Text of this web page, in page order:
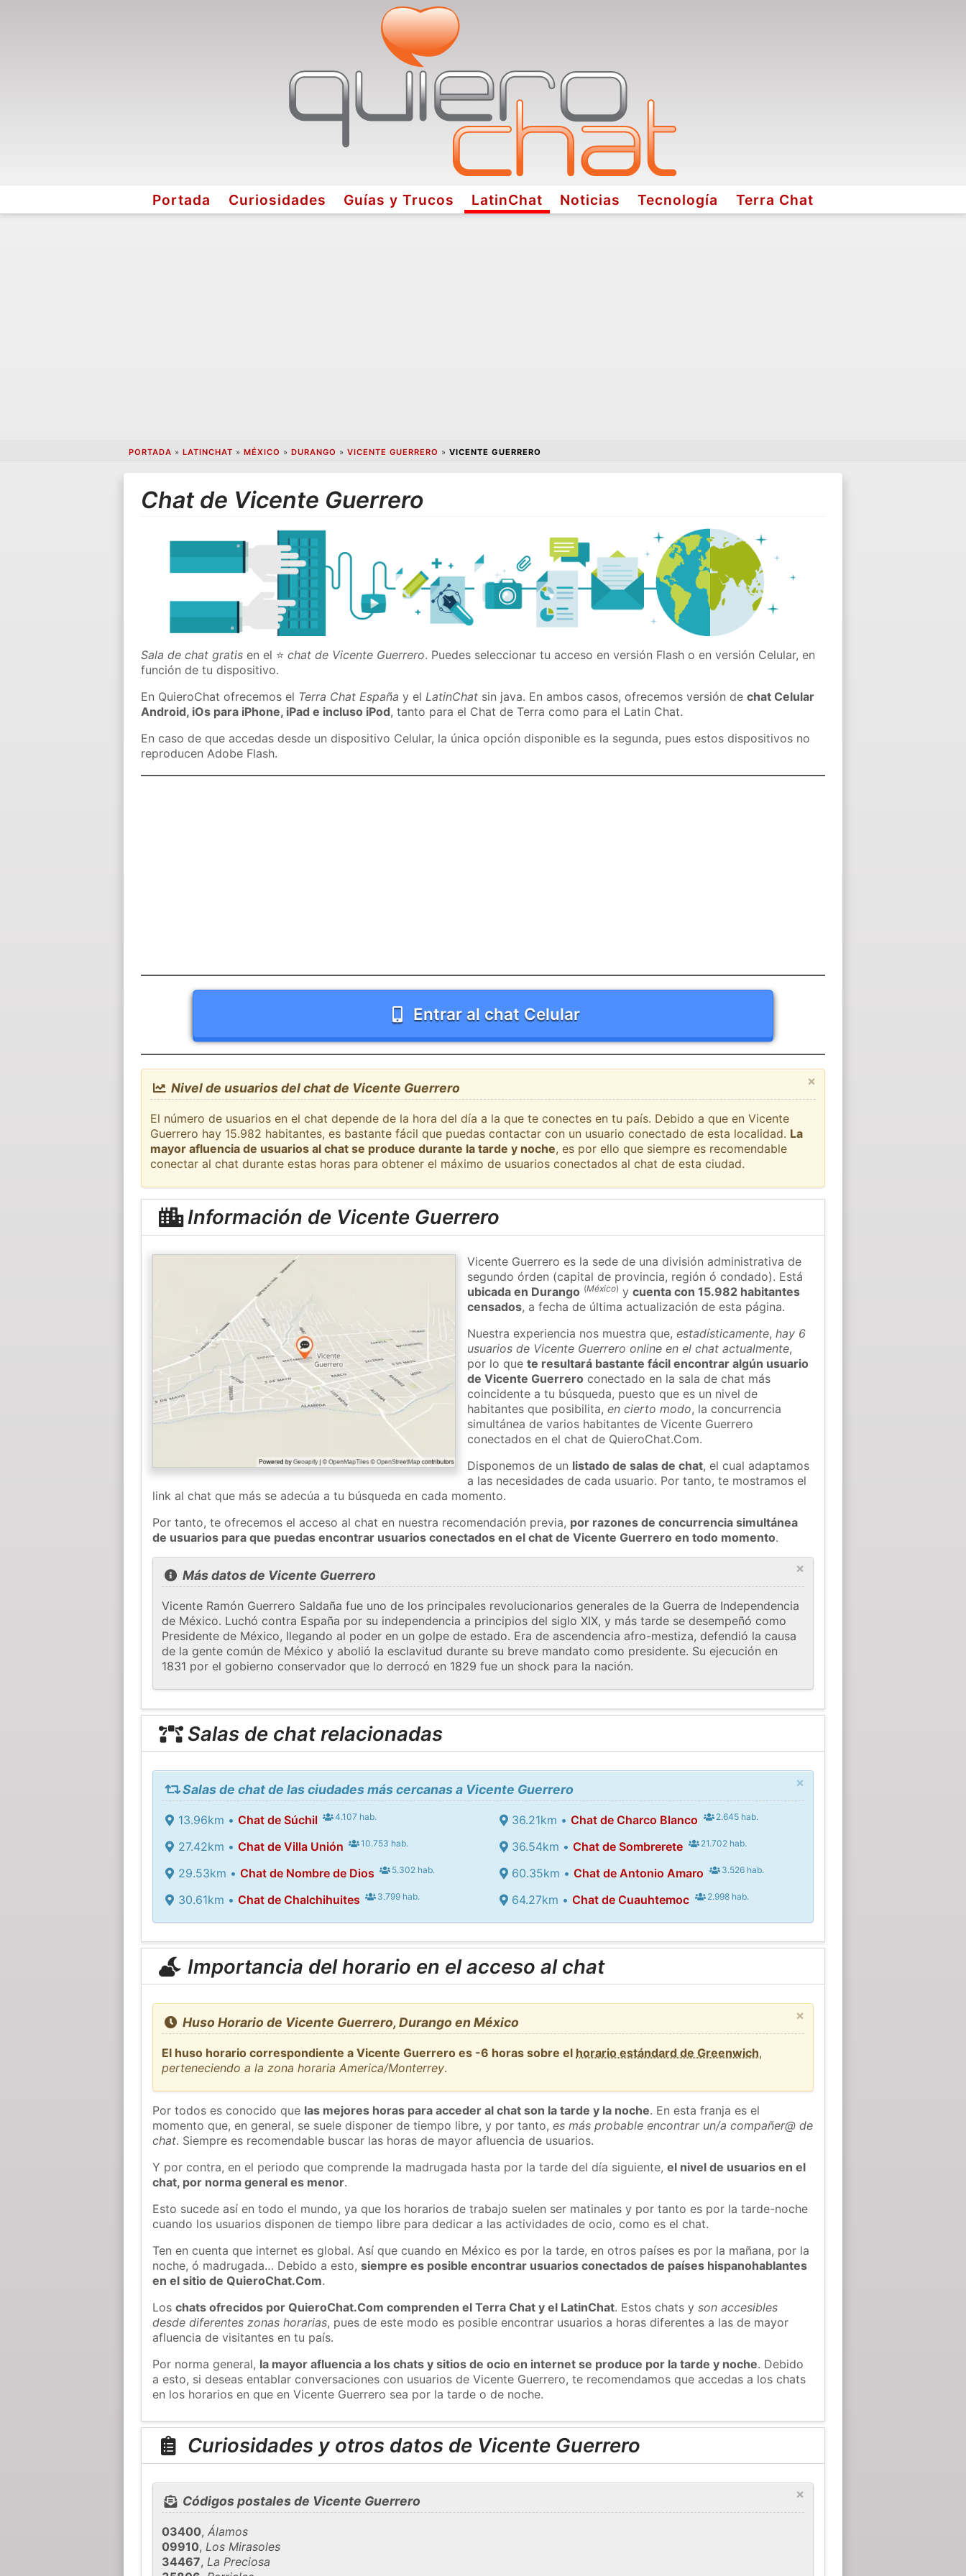
Portada Curiosidades Guías y Trucos LatinChat Noticias Tecnología Terra Chat
PORTADA » LATINCHAT » MÉXICO » DURANGO » VICENTE GUERRERO » VICENTE GUERRERO
Chat de Vicente Guerrero
Sala de chat gratis en el ⭐chat de Vicente Guerrero. Puedes seleccionar tu acceso en versión Flash o en versión Celular, en
función de tu dispositivo.
En QuieroChat ofrecemos el Terra Chat España y elLatinChat sin java. En ambos casos, ofrecemos versión dechat Celular
Android, iOs para iPhone, iPad e incluso iPod, tanto para el Chat de Terra como para el Latin Chat.
En caso de que accedas desde un dispositivo Celular, la única opción disponible es la segunda, pues estos dispositivos no
reproducen Adobe Flash.
Entrar al chat Celular
×
Nivel de usuarios del chat de Vicente Guerrero
El número de usuarios en el chat depende de la hora del día a la que te conectes en tu país. Debido a que en Vicente
Guerrero hay 15.982 habitantes, es bastante fácil que puedas contactar con un usuario conectado de esta localidad. La
mayor afluencia de usuarios al chat se produce durante la tarde y noche, es por ello que siempre es recomendable
conectar al chat durante estas horas para obtener el máximo de usuarios conectados al chat de esta ciudad.
Información de Vicente Guerrero
Vicente Guerrero es la sede de una división administrativa de
segundo órden (capital de provincia, región ó condado). Está
ubicada en Durango (México) ycuenta con 15.982 habitantes
censados, a fecha de última actualización de esta página.
Nuestra experiencia nos muestra que,estadísticamente,hay 6
usuarios de Vicente Guerrero online en el chat actualmente,
por lo quete resultará bastante fácil encontrar algún usuario
de Vicente Guerrero conectado en la sala de chat más
coincidente a tu búsqueda, puesto que es un nivel de
habitantes que posibilita,en cierto modo, la concurrencia
simultánea de varios habitantes de Vicente Guerrero
conectados en el chat de QuieroChat.Com.
Disponemos de un listado de salas de chat, el cual adaptamos
a las necesidades de cada usuario. Por tanto, te mostramos el
link al chat que más se adecúa a tu búsqueda en cada momento.
Por tanto, te ofrecemos el acceso al chat en nuestra recomendación previa, por razones de concurrencia simultánea
de usuarios para que puedas encontrar usuarios conectados en el chat de Vicente Guerrero en todo momento.
×
Más datos de Vicente Guerrero
Vicente Ramón Guerrero Saldaña fue uno de los principales revolucionarios generales de la Guerra de Independencia
de México. Luchó contra España por su independencia a principios del siglo XIX, y más tarde se desempeñó como
Presidente de México, llegando al poder en un golpe de estado. Era de ascendencia afro-mestiza, defendió la causa
de la gente común de México y abolió la esclavitud durante su breve mandato como presidente. Su ejecución en
1831 por el gobierno conservador que lo derrocó en 1829 fue un shock para la nación.
Salas de chat relacionadas
×
Salas de chat de las ciudades más cercanas a Vicente Guerrero
13.96km • Chat de Súchil 4.107 hab.
27.42km • Chat de Villa Unión 10.753 hab.
29.53km • Chat de Nombre de Dios 5.302 hab.
30.61km • Chat de Chalchihuites 3.799 hab.
36.21km •Chat de Charco Blanco 2.645 hab.
36.54km •Chat de Sombrerete 21.702 hab.
60.35km •Chat de Antonio Amaro 3.526 hab.
64.27km •Chat de Cuauhtemoc 2.998 hab.
Importancia del horario en el acceso al chat
×
Huso Horario de Vicente Guerrero, Durango en México
El huso horario correspondiente a Vicente Guerrero es -6 horas sobre el horario estándard de Greenwich,
perteneciendo a la zona horaria America/Monterrey.
Por todos es conocido que las mejores horas para acceder al chat son la tarde y la noche. En esta franja es el
momento que, en general, se suele disponer de tiempo libre, y por tanto,es más probable encontrar un/a compañer@ de
chat. Siempre es recomendable buscar las horas de mayor afluencia de usuarios.
Y por contra, en el periodo que comprende la madrugada hasta por la tarde del día siguiente,el nivel de usuarios en el
chat, por norma general es menor.
Esto sucede así en todo el mundo, ya que los horarios de trabajo suelen ser matinales y por tanto es por la tarde-noche
cuando los usuarios disponen de tiempo libre para dedicar a las actividades de ocio, como es el chat.
Ten en cuenta que internet es global. Así que cuando en México es por la tarde, en otros países es por la mañana, por la
noche, ó madrugada… Debido a esto,siempre es posible encontrar usuarios conectados de países hispanohablantes
en el sitio de QuieroChat.Com.
Loschats ofrecidos por QuieroChat.Com comprenden el Terra Chat y el LatinChat. Estos chats yson accesibles
desde diferentes zonas horarias, pues de este modo es posible encontrar usuarios a horas diferentes a las de mayor
afluencia de visitantes en tu país.
Por norma general, la mayor afluencia a los chats y sitios de ocio en internet se produce por la tarde y noche. Debido
a esto, si deseas entablar conversaciones con usuarios de Vicente Guerrero, te recomendamos que accedas a los chats
en los horarios en que en Vicente Guerrero sea por la tarde o de noche.
Curiosidades y otros datos de Vicente Guerrero
×
Códigos postales de Vicente Guerrero
03400,Álamos
09910,Los Mirasoles
34467,La Preciosa